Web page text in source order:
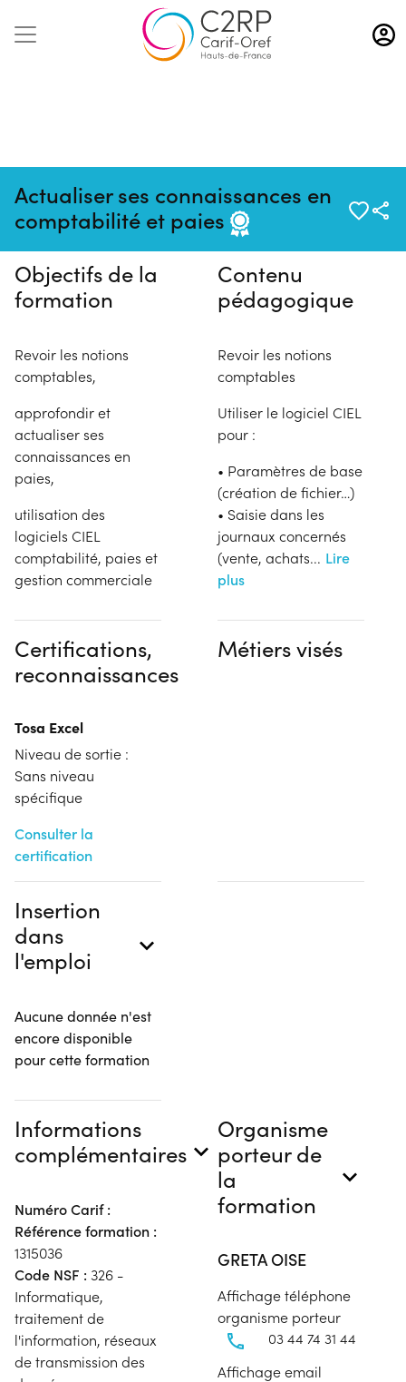
Aller
au
contenu
Actualiser ses connaissances en
comptabilité et paies
Pas de session programmée en
ce moment
Objectifs de la
formation
Revoir les notions
comptables,
approfondir et
actualiser ses
connaissances en
paies,
utilisation des
logiciels CIEL
comptabilité, paies et
gestion commerciale
Contenu
pédagogique
Revoir les notions
comptables
Utiliser le logiciel CIEL
pour :
• Paramètres de base
(création de fichier…)
• Saisie dans les
journaux concernés
(vente, achats... Lire
plus
Certifications,
reconnaissances
Tosa Excel
Niveau de sortie :
Sans niveau
spécifique
Consulter la
certification
Métiers visés
Insertion
dans
l'emploi
Aucune donnée n'est
encore disponible
pour cette formation
Informations
complémentaires
Numéro Carif :
Référence formation :
1315036
Code NSF : 326 -
Informatique,
traitement de
l'information, réseaux
de transmission des
Organisme
porteur de
la
formation
GRETA OISE
Affichage téléphone
organisme porteur
03 44 74 31 44
Affichage email